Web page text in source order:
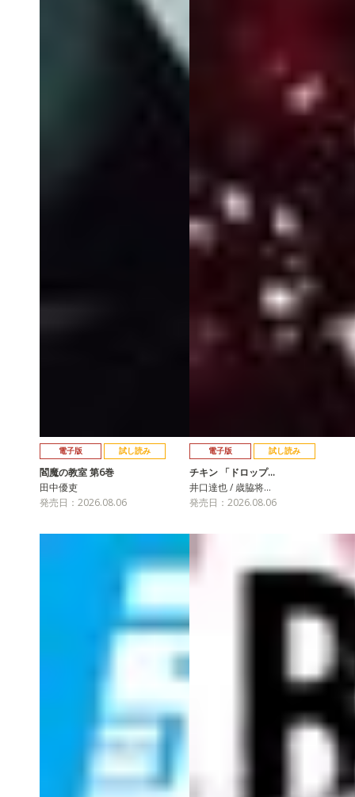
電子版 試し読み
閻魔の教室 第6巻
田中優吏
発売日：2026.08.06
電子版 試し読み
チキン 「ドロップ…
井口達也 / 歳脇将…
発売日：2026.08.06